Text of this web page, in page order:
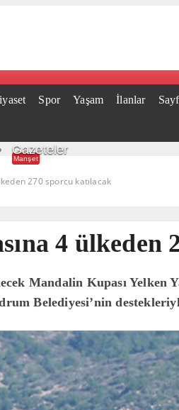
Spor Yaşam İlanlar
Gazeteler
Manşet
270 sporcu katılacak
4 ülkeden
Mandalin Kupası
Belediyesi’nin